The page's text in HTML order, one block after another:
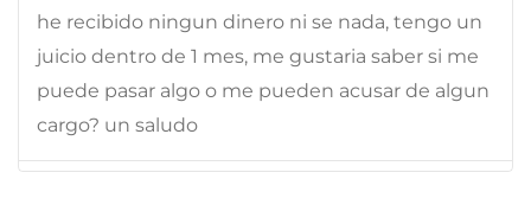
he recibido ningun dinero ni se nada, tengo un
juicio dentro de 1 mes, me gustaria saber si me
puede pasar algo o me pueden acusar de algun
cargo? un saludo